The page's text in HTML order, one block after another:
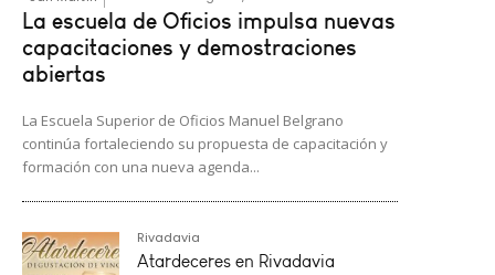
La escuela de Oficios impulsa nuevas
capacitaciones y demostraciones
abiertas
La Escuela Superior de Oficios Manuel Belgrano
continúa fortaleciendo su propuesta de capacitación y
formación con una nueva agenda...
Rivadavia
Atardeceres en Rivadavia